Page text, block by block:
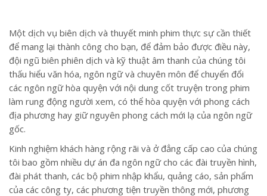
Một dịch vụ biên dịch và thuyết minh phim thực sự cần thiết
để mang lại thành công cho bạn, để đảm bảo được điều này,
đội ngũ biên phiên dịch và kỹ thuật âm thanh của chúng tôi
thấu hiểu văn hóa, ngôn ngữ và chuyên môn để chuyển đổi
các ngôn ngữ hòa quyện với nội dung cốt truyện trong phim
làm rung động người xem, có thể hòa quyện với phong cách
địa phương hay giữ nguyên phong cách mới lạ của ngôn ngữ
gốc.
Kinh nghiệm khách hàng rộng rãi và ở đẳng cấp cao của chúng
tôi bao gồm nhiều dự án đa ngôn ngữ cho các đài truyền hình,
đài phát thanh, các bộ phim nhập khẩu, quảng cáo, sản phẩm
của các công ty, các phương tiện truyền thông mới, phương